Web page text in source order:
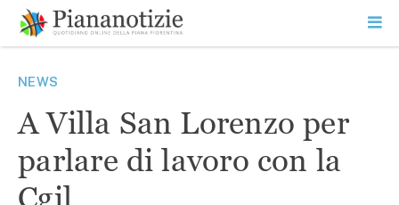
contenuto
SEARCH
NEWS
A Villa San Lorenzo per
parlare di lavoro con la
Cgil